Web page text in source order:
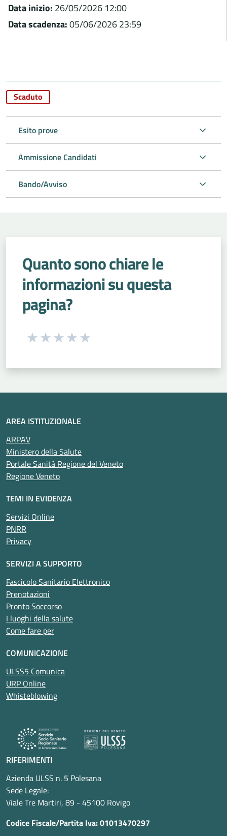
Data inizio: 26/05/2026 12:00
Data scadenza:05/06/2026 23:59
Scaduto
Esito prove
Ammissione Candidati
Bando/Avviso
Quanto sono chiare le
informazioni su questa
pagina?
Seleziona una valutazione da 1 a 5 stelle
AREA ISTITUZIONALE
ARPAV
Ministero della Salute
Portale Sanità Regione del Veneto
Regione Veneto
TEMI IN EVIDENZA
Servizi Online
PNRR
Privacy
SERVIZI A SUPPORTO
Fascicolo Sanitario Elettronico
Prenotazioni
Pronto Soccorso
I luoghi della salute
Come fare per
COMUNICAZIONE
ULSS5 Comunica
URP Online
Whisteblowing
RIFERIMENTI
Azienda ULSS n. 5 Polesana
Sede Legale:
Viale Tre Martiri, 89 - 45100 Rovigo
Codice Fiscale/Partita Iva: 01013470297